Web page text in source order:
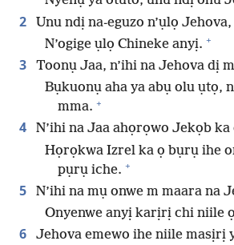
2 Unu ndị na-eguzo n’ụlọ Jehova,
N’ogige ụlọ Chineke anyị. +
3 Toonụ Jaa, n’ihi na Jehova dị
Bụkuonụ aha ya abụ olu ụtọ,
mma. +
4 N’ihi na Jaa ahọrọwo Jekọb
Họrọkwa Izrel ka ọ bụrụ ihe
pụrụ iche. +
5 N’ihi na mụ onwe m maara na
Onyenwe anyị karịrị chi niile
6 Jehova emewo ihe niile masịrị